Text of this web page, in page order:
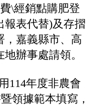
\經銷點購肥登
報表代替)及存摺
，嘉義縣市、高
辦事處請領。
114年度非農會
領據範本填寫，